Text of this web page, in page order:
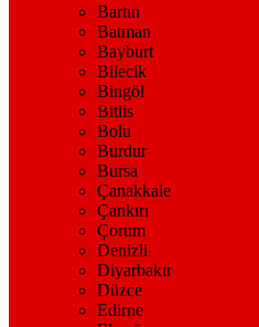
Bartın
Batman
Bayburt
Bilecik
Bingöl
Bitlis
Bolu
Burdur
Bursa
Çanakkale
Çankırı
Çorum
Denizli
Diyarbakır
Düzce
Edirne